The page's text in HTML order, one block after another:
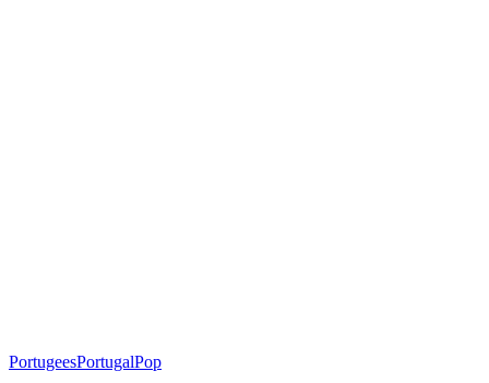
PortugeesPortugalPop